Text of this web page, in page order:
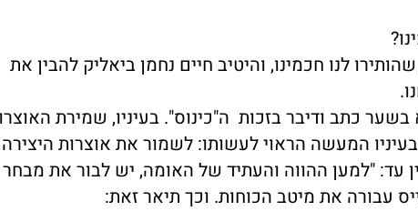
לנו חכמינו, והיטיב חיים נחמן ביאליק להבין את
כתב ודיבר בזכות ה"כינוס". בעיניו, שמירת
המעשה הראוי לעשותו: לשמור את אוצרות
עד: "למען ההווה והעתיד של האומה, יש לבור את מבחר
עבורה את מיטב הכוחות. וכך תיאר זאת: